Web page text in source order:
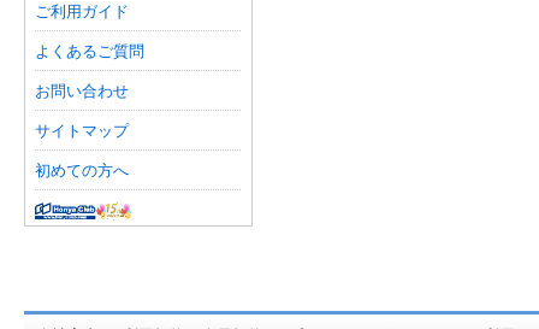
ご利用ガイド
よくあるご質問
お問い合わせ
サイトマップ
初めての方へ